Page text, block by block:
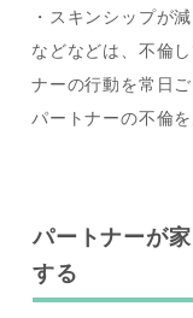
・スキンシップが減
などなどは、不倫
ナーの行動を常日
パートナーの不倫
パートナーが
する